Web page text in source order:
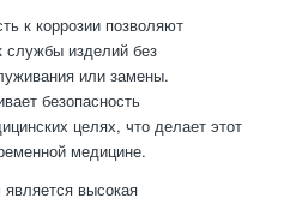
к коррозии позволяют
службы изделий без
или замены.
безопасность
целях, что делает этот
медицине.
высокая